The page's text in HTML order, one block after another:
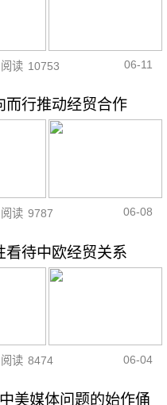
阅读 10753 06-11
而行推动经贸合作
阅读 9787 06-08
看待中欧经贸关系
阅读 8474 06-04
美媒体问题的始作俑